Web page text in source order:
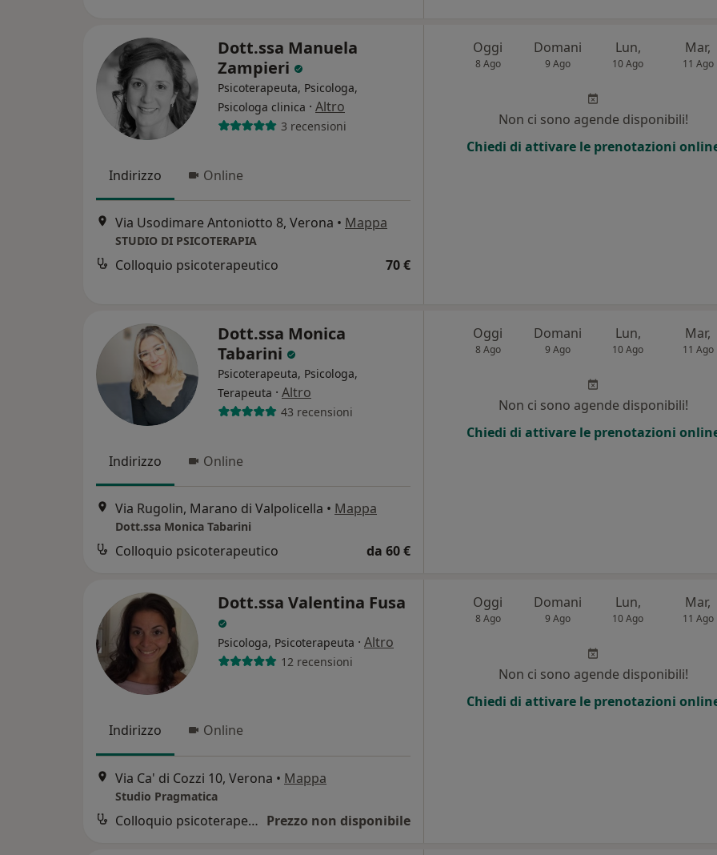
Dott.ssa Manuela
Zampieri
Psicoterapeuta, Psicologa,
Psicologa clinica · Altro
3 recensioni
Indirizzo Online
Via Usodimare Antoniotto 8, Verona • Mappa
STUDIO DI PSICOTERAPIA
Colloquio psicoterapeutico 70 €
Oggi
8 Ago
Domani
9 Ago
Lun,
10 Ago
Mar,
11 Ago
Non ci sono agende disponibili!
Chiedi di attivare le prenotazioni
Dott.ssa Monica
Tabarini
Psicoterapeuta, Psicologa,
Terapeuta · Altro
43 recensioni
Indirizzo Online
Via Rugolin, Marano di Valpolicella • Mappa
Dott.ssa Monica Tabarini
Colloquio psicoterapeutico da 60 €
Oggi
8 Ago
Domani
9 Ago
Lun,
10 Ago
Mar,
11 Ago
Non ci sono agende disponibili!
Chiedi di attivare le prenotazioni
Dott.ssa Valentina Fusa
Psicologa, Psicoterapeuta · Altro
12 recensioni
Indirizzo Online
Via Ca' di Cozzi 10, Verona • Mappa
Studio Pragmatica
Colloquio psicoterapeutico Prezzo non disponibile
Oggi
8 Ago
Domani
9 Ago
Lun,
10 Ago
Mar,
11 Ago
Non ci sono agende disponibili!
Chiedi di attivare le prenotazioni